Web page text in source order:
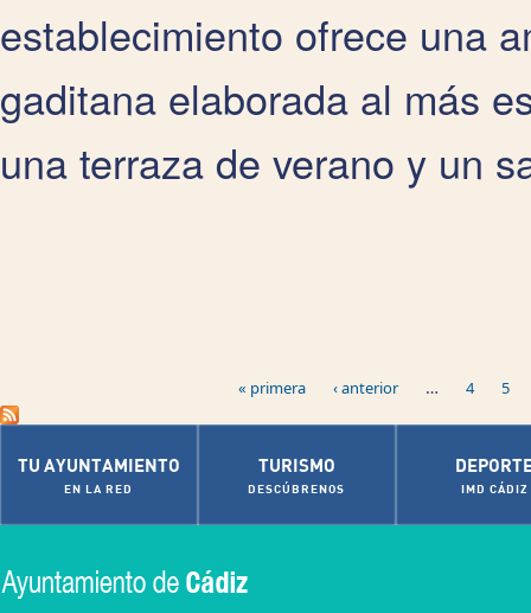
establecimiento ofrece una
gaditana elaborada al más
una terraza de verano y un
« primera ‹ anterior … 4 5
TU AYUNTAMIENTO
EN LA RED
TURISMO
DESCÚBRENOS IMD CÁDIZ